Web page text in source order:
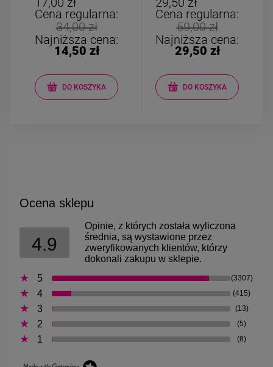
Cena regularna:
34,00 zł
Najniższa cena:
14,50 zł
DO KOSZYKA
Cena regularna:
59,00 zł
Najniższa cena:
29,50 zł
DO KOSZYKA
Ocena sklepu
4.9
Opinie, z których została wyliczona
średnia, są wystawione przez
zweryfikowanych klientów, którzy
dokonali zakupu w sklepie.
5
(3307)
4 (415)
3 (13)
2 (5)
1 (8)